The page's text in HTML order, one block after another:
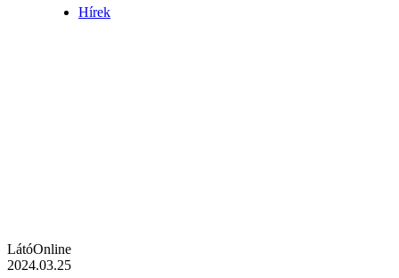
Hírek
LátóOnline
2024.03.25